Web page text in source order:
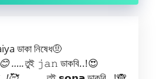
ডাকা নিষেধ🤨
…..তুই 𝚓𝚊𝚗 ডাকবি..!😍